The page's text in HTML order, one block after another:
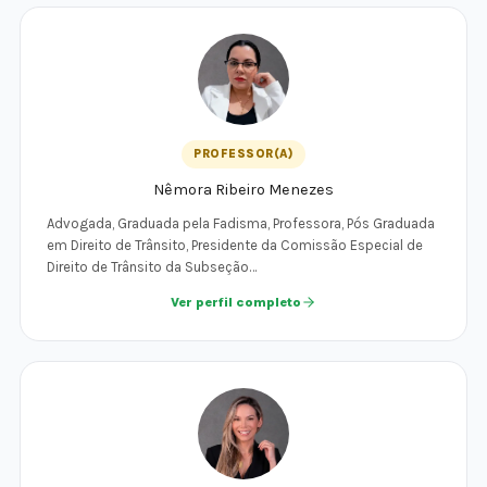
PROFESSOR(A)
Nêmora Ribeiro Menezes
Advogada, Graduada pela Fadisma, Professora, Pós Graduada
em Direito de Trânsito, Presidente da Comissão Especial de
Direito de Trânsito da Subseção…
Ver perfil completo